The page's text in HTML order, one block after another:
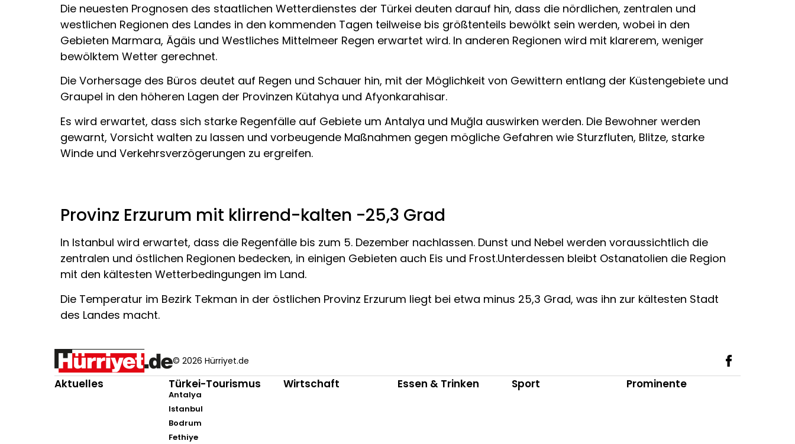
Die neuesten Prognosen des staatlichen Wetterdienstes der Türkei deuten darauf hin, dass die nördlichen, zentralen und
westlichen Regionen des Landes in den kommenden Tagen teilweise bis größtenteils bewölkt sein werden, wobei in den
Gebieten Marmara, Ägäis und Westliches Mittelmeer Regen erwartet wird. In anderen Regionen wird mit klarerem, weniger
bewölktem Wetter gerechnet.
Die Vorhersage des Büros deutet auf Regen und Schauer hin, mit der Möglichkeit von Gewittern entlang der Küstengebiete und
Graupel in den höheren Lagen der Provinzen Kütahya und Afyonkarahisar.
Es wird erwartet, dass sich starke Regenfälle auf Gebiete um Antalya und Muğla auswirken werden. Die Bewohner werden
gewarnt, Vorsicht walten zu lassen und vorbeugende Maßnahmen gegen mögliche Gefahren wie Sturzfluten, Blitze, starke
Winde und Verkehrsverzögerungen zu ergreifen.
Provinz Erzurum mit klirrend-kalten -25,3 Grad
In Istanbul wird erwartet, dass die Regenfälle bis zum 5. Dezember nachlassen. Dunst und Nebel werden voraussichtlich die
zentralen und östlichen Regionen bedecken, in einigen Gebieten auch Eis und Frost.Unterdessen bleibt Ostanatolien die Region
mit den kältesten Wetterbedingungen im Land.
Die Temperatur im Bezirk Tekman in der östlichen Provinz Erzurum liegt bei etwa minus 25,3 Grad, was ihn zur kältesten Stadt
des Landes macht.
© 2026 Hürriyet.de
Aktuelles Türkei-Tourismus
Antalya
Istanbul
Bodrum
Fethiye
Wirtschaft Essen & Trinken Sport Prominente